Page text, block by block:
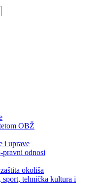
OBŽ
i uprave
odnosi
okoliša
tehnička kultura i